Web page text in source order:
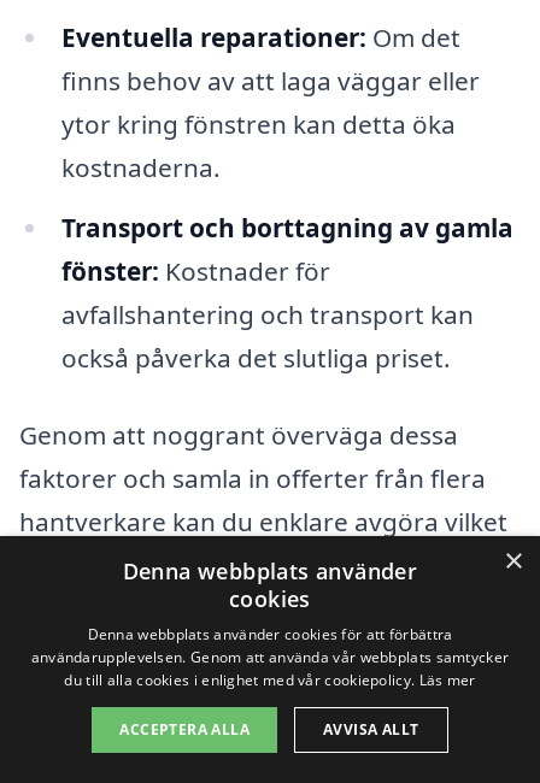
Eventuella reparationer: Om det
finns behov av att laga väggar eller
ytor kring fönstren kan detta öka
kostnaderna.
Transport och borttagning av gamla
fönster: Kostnader för
avfallshantering och transport kan
också påverka det slutliga priset.
Genom att noggrant överväga dessa
faktorer och samla in offerter från flera
hantverkare kan du enklare avgöra vilket
alternativ som ger dig bäst värde när du
ska byta fönster i Helsingborg. Ta gärna
hjälp av specialister för att navigera i de
många valen och hitta en lösning som
passar just dina behov och din budget.
×
Denna webbplats använder
cookies
Denna webbplats använder cookies för att förbättra
användarupplevelsen. Genom att använda vår webbplats samtycker
du till alla cookies i enlighet med vår cookiepolicy. Läs mer
ACCEPTERA ALLA AVVISA ALLT